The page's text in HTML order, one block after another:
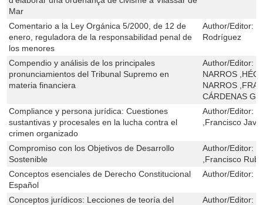
Mar
Comentario a la Ley Orgánica 5/2000, de 12 de
enero, reguladora de la responsabilidad penal de
los menores
Author/Editor:
Rodríguez
Compendio y análisis de los principales
pronunciamientos del Tribunal Supremo en
materia financiera
Author/Editor:
NARROS
NARROS
CÁRDENAS
Compliance y persona jurídica: Cuestiones
sustantivas y procesales en la lucha contra el
crimen organizado
Author/Editor:
,Francisco
Compromiso con los Objetivos de Desarrollo
Sostenible
Author/Editor:
,Francisco
Conceptos esenciales de Derecho Constitucional
Español
Author/Editor:
Conceptos jurídicos: Lecciones de teoría del
Author/Editor: